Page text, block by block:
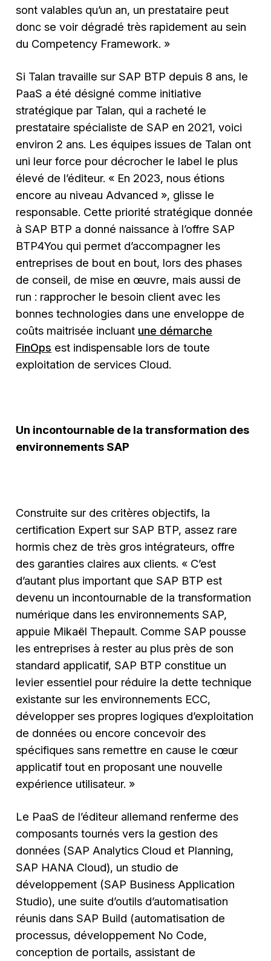
sont valables qu’un an, un prestataire peut
donc se voir dégradé très rapidement au sein
du Competency Framework. »
Si Talan travaille sur SAP BTP depuis 8 ans, le
PaaS a été désigné comme initiative
stratégique par Talan, qui a racheté le
prestataire spécialiste de SAP en 2021, voici
environ 2 ans. Les équipes issues de Talan ont
uni leur force pour décrocher le label le plus
élevé de l’éditeur. « En 2023, nous étions
encore au niveau Advanced », glisse le
responsable. Cette priorité stratégique donnée
à SAP BTP a donné naissance à l’offre SAP
BTP4You qui permet d’accompagner les
entreprises de bout en bout, lors des phases
de conseil, de mise en œuvre, mais aussi de
run : rapprocher le besoin client avec les
bonnes technologies dans une enveloppe de
coûts maitrisée incluant une démarche
FinOps est indispensable lors de toute
exploitation de services Cloud.
Un incontournable de la transformation des
environnements SAP
Construite sur des critères objectifs, la
certification Expert sur SAP BTP, assez rare
hormis chez de très gros intégrateurs, offre
des garanties claires aux clients. « C’est
d’autant plus important que SAP BTP est
devenu un incontournable de la transformation
numérique dans les environnements SAP,
appuie Mikaël Thepault. Comme SAP pousse
les entreprises à rester au plus près de son
standard applicatif, SAP BTP constitue un
levier essentiel pour réduire la dette technique
existante sur les environnements ECC,
développer ses propres logiques d’exploitation
de données ou encore concevoir des
spécifiques sans remettre en cause le cœur
applicatif tout en proposant une nouvelle
expérience utilisateur. »
Le PaaS de l’éditeur allemand renferme des
composants tournés vers la gestion des
données (SAP Analytics Cloud et Planning,
SAP HANA Cloud), un studio de
développement (SAP Business Application
Studio), une suite d’outils d’automatisation
réunis dans SAP Build (automatisation de
processus, développement No Code,
conception de portails, assistant de